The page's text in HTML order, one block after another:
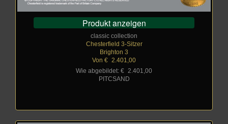
Produkt anzeigen
classic collection
Chesterfield 3-Sitzer
Brighton 3
Von € 2.401,00
Wie abgebildet: €
2.401,00
PITCSAND